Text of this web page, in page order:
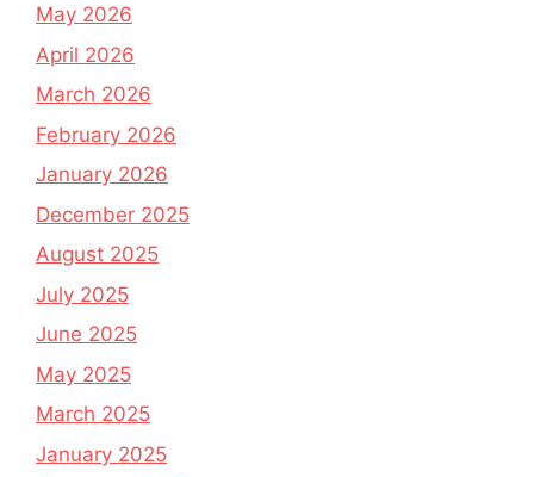
May 2026
April 2026
March 2026
February 2026
January 2026
December 2025
August 2025
July 2025
June 2025
May 2025
March 2025
January 2025